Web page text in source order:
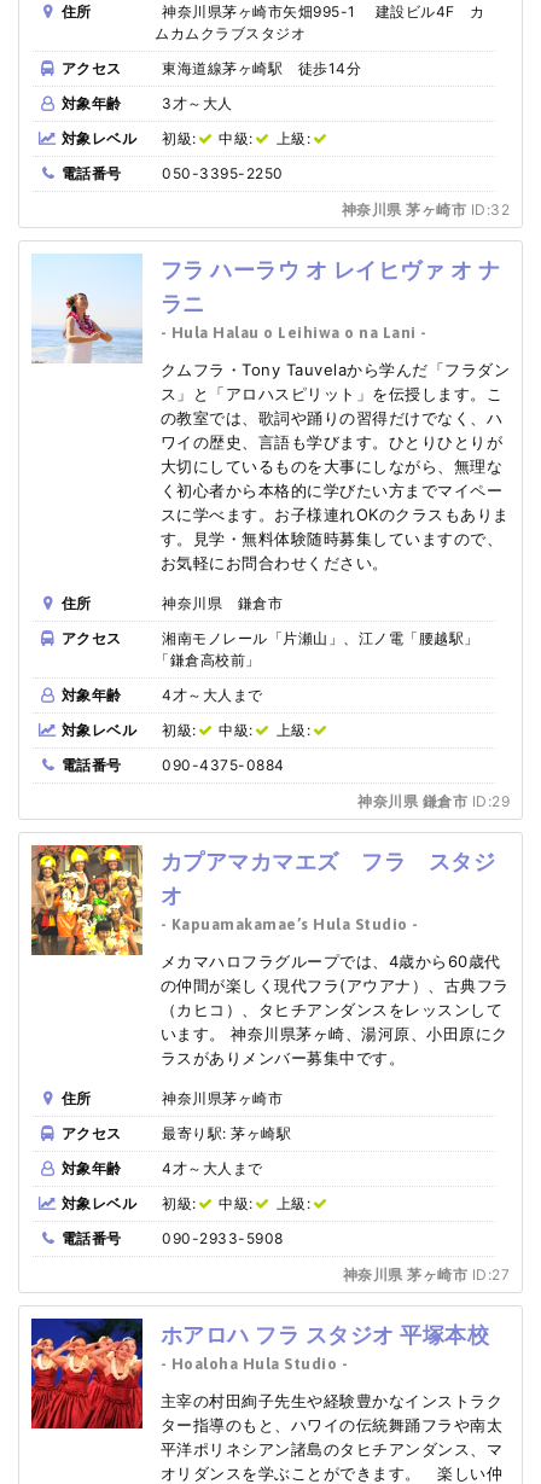
住所
神奈川県茅ヶ崎市矢畑995-1 建設ビル4F カ
ムカムクラブスタジオ
アクセス
東海道線茅ヶ崎駅 徒歩14分
対象年齢
3才～大人
対象レベル
初級: 中級:
上級:
電話番号
050-3395-2250
神奈川県 茅ヶ崎市 ID:32
フラ ハーラウ オ レイヒヴァ オ ナ
ラニ
- Hula Halau o Leihiwa o na Lani -
クムフラ・Tony Tauvelaから学んだ「フラダン
ス」と「アロハスピリット」を伝授します。こ
の教室では、歌詞や踊りの習得だけでなく、ハ
ワイの歴史、言語も学びます。ひとりひとりが
大切にしているものを大事にしながら、無理な
く初心者から本格的に学びたい方までマイペー
スに学べます。お子様連れOKのクラスもありま
す。見学・無料体験随時募集していますので、
お気軽にお問合わせください。
住所
神奈川県 鎌倉市
アクセス
湘南モノレール「片瀬山」、江ノ電「腰越駅」
「鎌倉高校前」
対象年齢
4才～大人まで
対象レベル
初級: 中級:
上級:
電話番号
090-4375-0884
神奈川県 鎌倉市 ID:29
カプアマカマエズ フラ スタジ
オ
- Kapuamakamae’s Hula Studio -
メカマハロフラグループでは、4歳から60歳代
の仲間が楽しく現代フラ(アウアナ）、古典フラ
（カヒコ）、タヒチアンダンスをレッスンして
います。 神奈川県茅ヶ崎、湯河原、小田原にク
ラスがありメンバー募集中です。
住所
神奈川県茅ヶ崎市
アクセス
最寄り駅: 茅ヶ崎駅
対象年齢
4才～大人まで
対象レベル
初級: 中級:
上級:
電話番号
090-2933-5908
神奈川県 茅ヶ崎市 ID:27
ホアロハ フラ スタジオ 平塚本校
- Hoaloha Hula Studio -
主宰の村田絢子先生や経験豊かなインストラク
ター指導のもと、ハワイの伝統舞踊フラや南太
平洋ポリネシアン諸島のタヒチアンダンス、マ
オリダンスを学ぶことができます。 楽しい仲